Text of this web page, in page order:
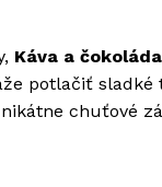
Káva a
potlačiť
chuťové